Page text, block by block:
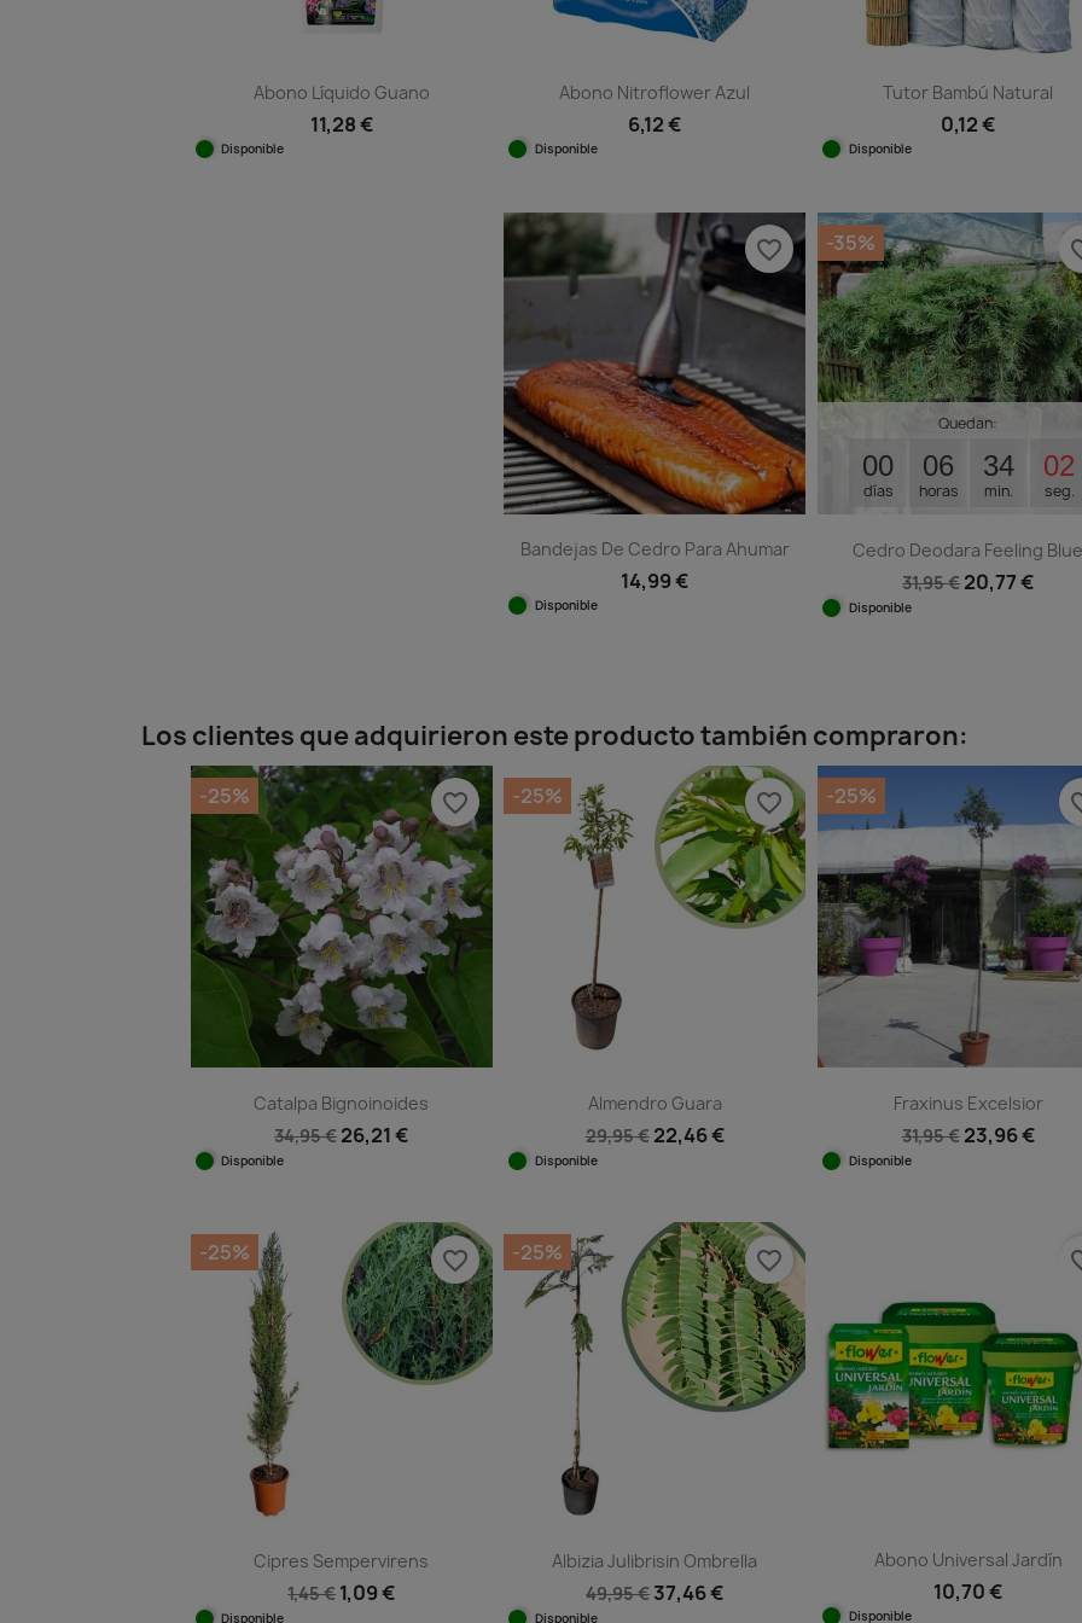
Abono Líquido Guano
11,28 €
Disponible
Abono Nitroflower Azul
6,12 €
Disponible
Tutor Bambú Natural
0,12 €
Disponible
Bandejas De Cedro Para Ahumar
14,99 €
Disponible
favorite_border
Quedan:
00
días
06
horas
34
min.
01
seg.
Cedro Deodara Feeling Blue
31,95 € 20,77 €
Disponible
-35%
Los clientes que adquirieron este producto también compraron:
Catalpa Bignoinoides
34,95 € 26,21 €
Disponible
-25% favorite_border
Almendro Guara
29,95 € 22,46 €
Disponible
-25% favorite_border
Fraxinus Excelsior
31,95 € 23,96 €
Disponible
-25%
Cipres Sempervirens
1,45 € 1,09 €
Disponible
-25% favorite_border
Albizia Julibrisin Ombrella
49,95 € 37,46 €
Disponible
-25% favorite_border
Abono Universal Jardín
10,70 €
Disponible